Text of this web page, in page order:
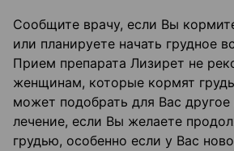
Сообщите врачу, если Вы
или планируете начать грудное
Прием препарата Лизирет не
женщинам, которые кормят
может подобрать для Вас
лечение, если Вы желаете
грудью, особенно если у Вас